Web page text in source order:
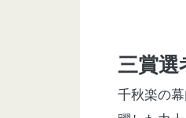
三賞選
千秋楽の